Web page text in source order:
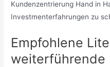
Kundenzentrierung Hand in
Investmenterfahrungen zu
Empfohlene
weiterführende